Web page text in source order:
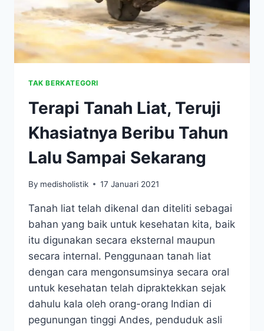
TAK BERKATEGORI
Terapi Tanah Liat, Teruji
Khasiatnya Beribu Tahun
Lalu Sampai Sekarang
By medisholistik 17 Januari 2021
Tanah liat telah dikenal dan diteliti sebagai
bahan yang baik untuk kesehatan kita, baik
itu digunakan secara eksternal maupun
secara internal. Penggunaan tanah liat
dengan cara mengonsumsinya secara oral
untuk kesehatan telah dipraktekkan sejak
dahulu kala oleh orang-orang Indian di
pegunungan tinggi Andes, penduduk asli